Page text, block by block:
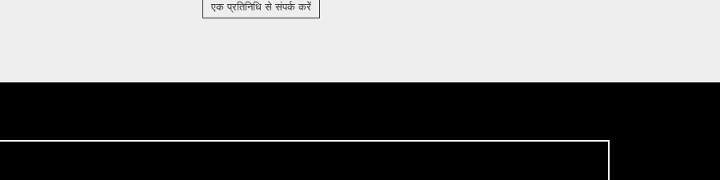
एक प्रतिनिधि से संपर्क करें